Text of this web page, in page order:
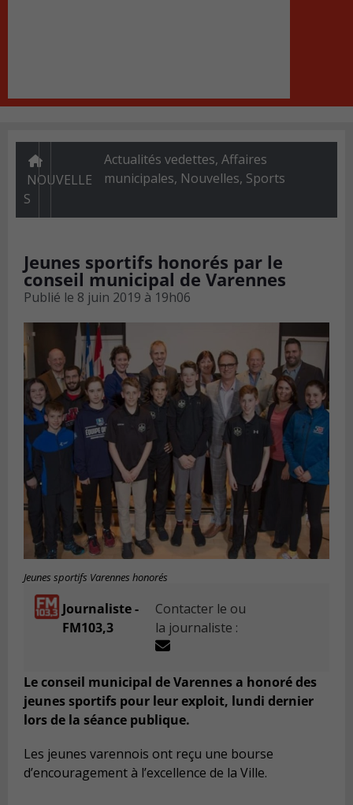
NOUVELLE
S
Actualités vedettes, Affaires
municipales, Nouvelles, Sports
Jeunes sportifs honorés par le
conseil municipal de Varennes
Publié le 8 juin 2019 à 19h06
Jeunes sportifs Varennes honorés
Journaliste -
FM103,3
Contacter le ou
la journaliste :
Le conseil municipal de Varennes a honoré des
jeunes sportifs pour leur exploit, lundi dernier
lors de la séance publique.
Les jeunes varennois ont reçu une bourse
d’encouragement à l’excellence de la Ville.